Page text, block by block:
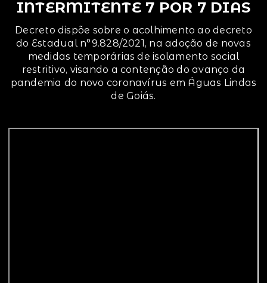
INTERMITENTE 7 POR 7 DIAS
Decreto dispõe sobre o acolhimento ao decreto
do Estadual n°9.828/2021, na adoção de novas
medidas temporárias de isolamento social
restritivo, visando a contenção do avanço da
pandemia do novo coronavírus em Águas Lindas
de Goiás.